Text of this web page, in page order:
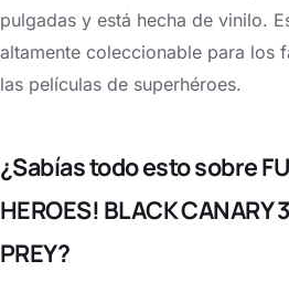
pulgadas y está hecha de vinilo.
altamente coleccionable para los
las películas de superhéroes.
¿Sabías todo esto sobre
HEROES! BLACK CANARY
PREY?